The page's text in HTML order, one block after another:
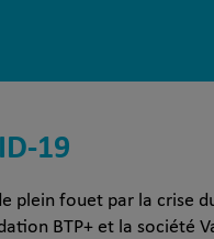
19
plein fouet par la crise
BTP+ et la société